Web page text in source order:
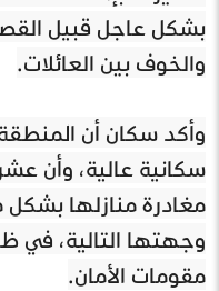
بشكل عاجل قبيل
والخوف بين العائلات.
وأكد سكان أن
سكانية عالية، وأن
مغادرة منازلها
وجهتها التالية، في
مقومات الأمان.